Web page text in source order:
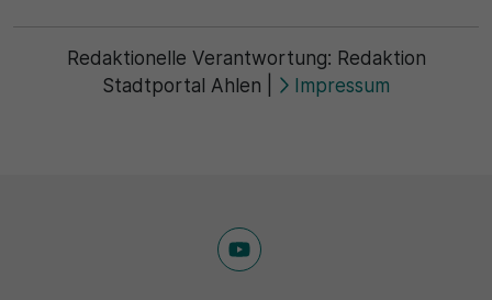
Redaktionelle Verantwortung: Redaktion
Stadtportal Ahlen
Impressum